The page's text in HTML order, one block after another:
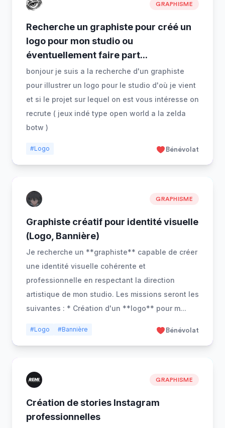
GRAPHISME
Recherche un graphiste pour créé un
logo pour mon studio ou
éventuellement faire part...
bonjour je suis a la recherche d'un graphiste
pour illustrer un logo pour le studio d'où je vient
et si le projet sur lequel on est vous intéresse on
recrute ( jeux indé type open world a la zelda
botw )
#Logo Bénévolat
GRAPHISME
Graphiste créatif pour identité visuelle
(Logo, Bannière)
Je recherche un **graphiste** capable de créer
une identité visuelle cohérente et
professionnelle en respectant la direction
artistique de mon studio. Les missions seront les
suivantes : * Création d'un **logo** pour m...
#Logo #Bannière Bénévolat
GRAPHISME
Création de stories Instagram
professionnelles